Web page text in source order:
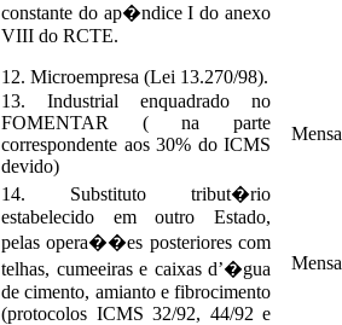
constante do ap�ndice I do anexo
VIII do RCTE.
12. Microempresa (Lei 13.270/98).
13. Industrial enquadrado no
FOMENTAR ( na parte
correspondente aos 30% do ICMS
devido)
14. Substituto tribut�rio
estabelecido em outro Estado,
pelas opera��es posteriores com
telhas, cumeeiras e caixas d’�gua
de cimento, amianto e fibrocimento
(protocolos ICMS 32/92, 44/92 e